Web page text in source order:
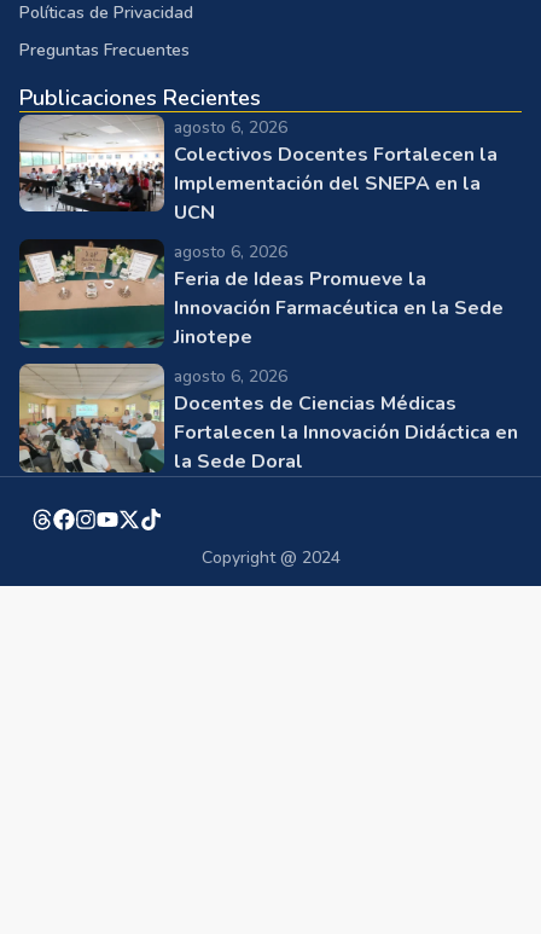
Políticas de Privacidad
Preguntas Frecuentes
Publicaciones Recientes
agosto 6, 2026
Colectivos Docentes Fortalecen la
Implementación del SNEPA en la
UCN
agosto 6, 2026
Feria de Ideas Promueve la
Innovación Farmacéutica en la Sede
Jinotepe
agosto 6, 2026
Docentes de Ciencias Médicas
Fortalecen la Innovación Didáctica en
la Sede Doral
Copyright @ 2024